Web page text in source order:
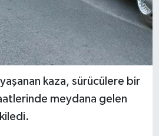
kaza, sürücülere bir
meydana gelen